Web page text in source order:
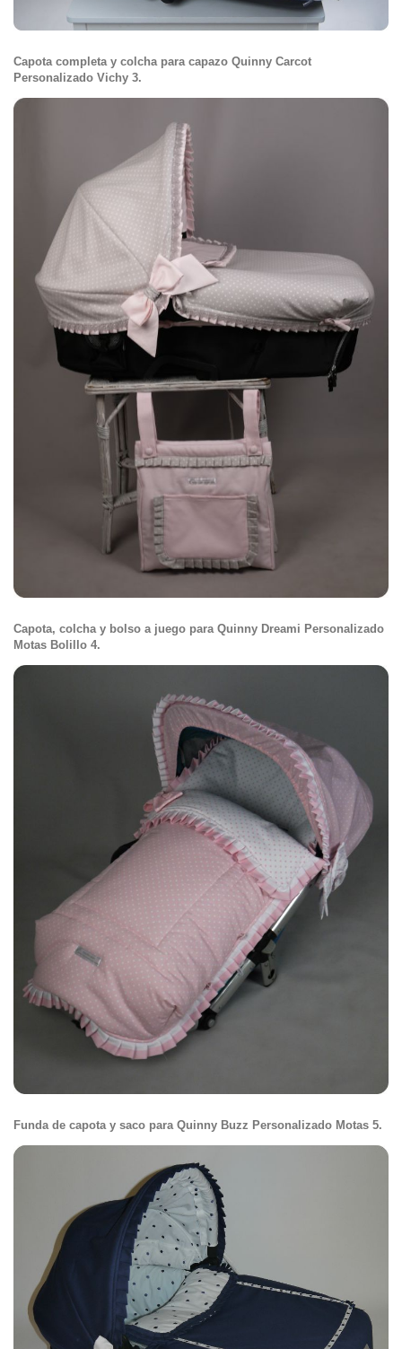
Capota completa y colcha para capazo Quinny Carcot
Personalizado Vichy 3.
Capota, colcha y bolso a juego para Quinny Dreami Personalizado
Motas Bolillo 4.
Funda de capota y saco para Quinny Buzz Personalizado Motas 5.